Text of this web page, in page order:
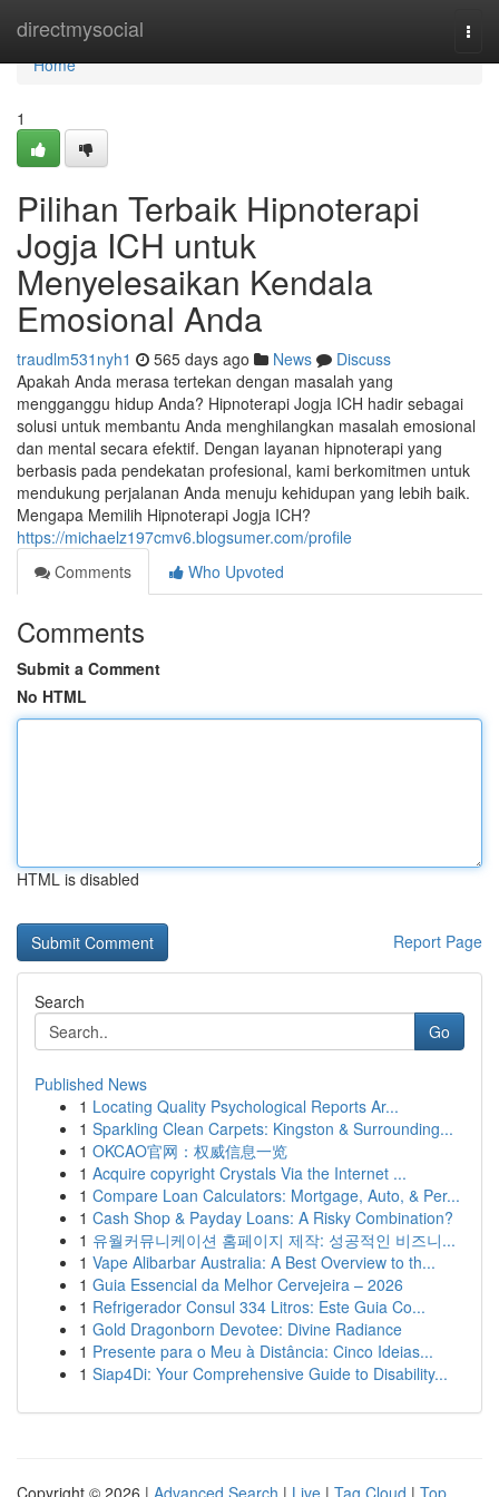
directmysocial
Home
Home
1
Pilihan Terbaik Hipnoterapi
Jogja ICH untuk
Menyelesaikan Kendala
Emosional Anda
traudlm531nyh1 565 days ago News
Discuss
Apakah Anda merasa tertekan dengan masalah yang
mengganggu hidup Anda? Hipnoterapi Jogja ICH hadir sebagai
solusi untuk membantu Anda menghilangkan masalah emosional
dan mental secara efektif. Dengan layanan hipnoterapi yang
berbasis pada pendekatan profesional, kami berkomitmen untuk
mendukung perjalanan Anda menuju kehidupan yang lebih baik.
Mengapa Memilih Hipnoterapi Jogja ICH?
https://michaelz197cmv6.blogsumer.com/profile
Comments
Who Upvoted
Comments
Submit a Comment
No HTML
HTML is disabled
Report Page
Search
Go
Published News
1 Locating Quality Psychological Reports Ar...
1 Sparkling Clean Carpets: Kingston & Surrounding...
1 OKCAO官网：权威信息一览
1 Acquire copyright Crystals Via the Internet ...
1 Compare Loan Calculators: Mortgage, Auto, & Per...
1 Cash Shop & Payday Loans: A Risky Combination?
1 유월커뮤니케이션 홈페이지 제작: 성공적인 비즈니...
1 Vape Alibarbar Australia: A Best Overview to th...
1 Guia Essencial da Melhor Cervejeira – 2026
1 Refrigerador Consul 334 Litros: Este Guia Co...
1 Gold Dragonborn Devotee: Divine Radiance
1 Presente para o Meu à Distância: Cinco Ideias...
1 Siap4Di: Your Comprehensive Guide to Disability...
Copyright © 2026 | Advanced Search | Live | Tag Cloud | Top